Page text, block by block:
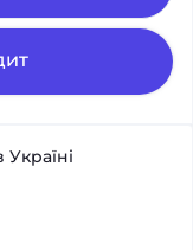
Україні